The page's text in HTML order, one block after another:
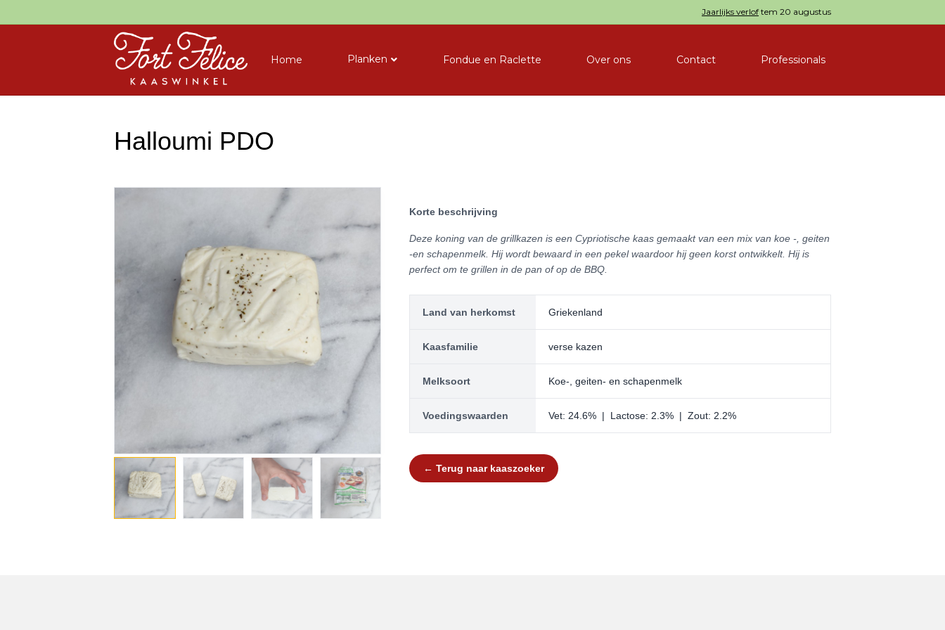
Jaarlijks verlof tem 20 augustus
Home Planken Fondue en Raclette Over ons Contact Professionals
Halloumi PDO
Korte beschrijving
Deze koning van de grillkazen is een Cypriotische kaas gemaakt van een mix van koe -, geiten
-en schapenmelk. Hij wordt bewaard in een pekel waardoor hij geen korst ontwikkelt. Hij is
perfect om te grillen in de pan of op de BBQ.
Land van herkomst Griekenland
Kaasfamilie verse kazen
Melksoort Koe-, geiten- en schapenmelk
Voedingswaarden Vet: 24.6% | Lactose: 2.3% | Zout: 2.2%
← Terug naar kaaszoeker